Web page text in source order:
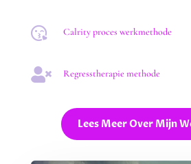
 Calrity proces werkmethode
 Regresstherapie methode
Lees Meer Over Mijn